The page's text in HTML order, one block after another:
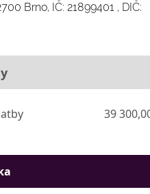
Brno, IČ: 21899401 , DIČ:
39